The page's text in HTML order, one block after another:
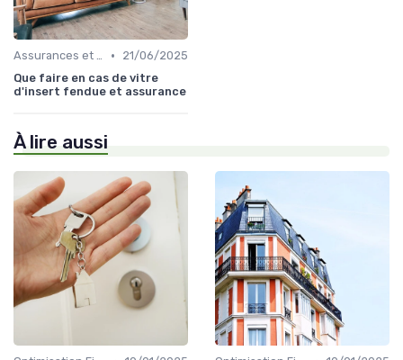
Assurances et Garanties Locatives •
21/06/2025
Que faire en cas de vitre
d'insert fendue et assurance
À lire aussi